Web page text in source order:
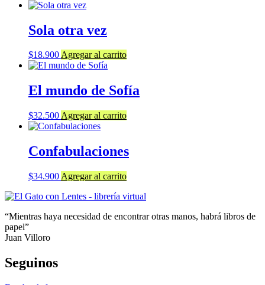
Sola otra vez
$18.900Agregar al carrito
El mundo de Sofía
$32.500 Agregar al carrito
Confabulaciones
$34.900 Agregar al carrito
“Mientras haya necesidad de encontrar otras manos, habrá libros de
papel”
Juan Villoro
Seguinos